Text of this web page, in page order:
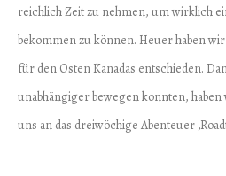
reichlich Zeit zu nehmen, um wirklich
bekommen zu können. Heuer haben
für den Osten Kanadas entschieden.
unabhängiger bewegen konnten,
uns an das dreiwöchige Abenteuer